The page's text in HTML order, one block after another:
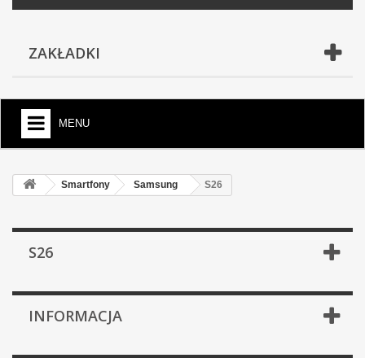
ZAKŁADKI
MENU
Smartfony Samsung S26
S26
INFORMACJA